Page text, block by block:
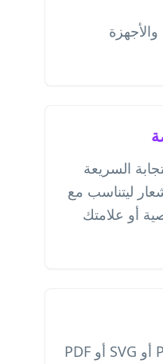
والأجهزة
السريعة
ليتناسب مع
أو علامتك
قم بتنزيله بتنسيق PNG أو SVG أو PDF